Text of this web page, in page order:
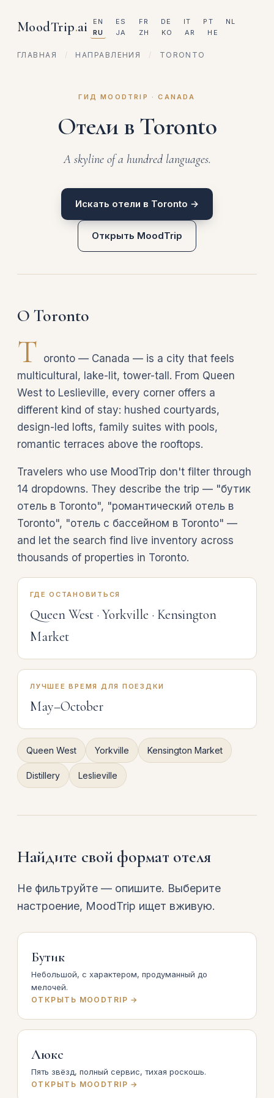
MoodTrip.ai EN ES FR DE IT PT
NL
RU
JA ZH KO AR HE
ГЛАВНАЯ / НАПРАВЛЕНИЯ / TORONTO
ГИД MOODTRIP · CANADA
Отели в Toronto
A skyline of a hundred languages.
Искать отели в Toronto →
Открыть MoodTrip
О Toronto
T oronto — Canada — is a city that feels
multicultural, lake-lit, tower-tall. From Queen
West to Leslieville, every corner offers a
different kind of stay: hushed courtyards,
design-led lofts, family suites with pools,
romantic terraces above the rooftops.
Travelers who use MoodTrip don't filter through
14 dropdowns. They describe the trip — "бутик
отель в Toronto", "романтический отель в
Toronto", "отель с бассейном в Toronto" —
and let the search find live inventory across
thousands of properties in Toronto.
ГДЕ ОСТАНОВИТЬСЯ
Queen West · Yorkville · Kensington
Market
ЛУЧШЕЕ ВРЕМЯ ДЛЯ ПОЕЗДКИ
May–October
Queen West Yorkville Kensington Market
Distillery Leslieville
Найдите свой формат отеля
Не фильтруйте — опишите. Выберите
настроение, MoodTrip ищет вживую.
Бутик
Небольшой, с характером, продуманный до
мелочей.
ОТКРЫТЬ MOODTRIP →
Люкс
Пять звёзд, полный сервис, тихая роскошь.
ОТКРЫТЬ MOODTRIP →